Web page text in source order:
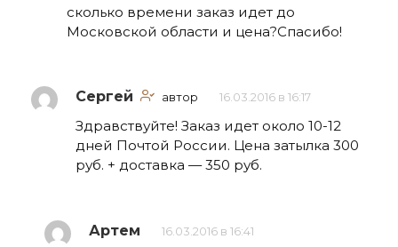
сколько времени заказ идет до
Московской области и цена?Спасибо!
Сергей автор 16.03.2016 в 16:17
Здравствуйте! Заказ идет около 10-12
дней Почтой России. Цена затылка 300
руб. + доставка — 350 руб.
Артем 16.03.2016 в 16:41